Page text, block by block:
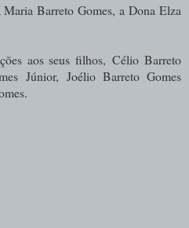
Barreto Gomes, a Dona Elza
aos seus filhos,Célio Barreto
Júnior, Joélio Barreto Gomes